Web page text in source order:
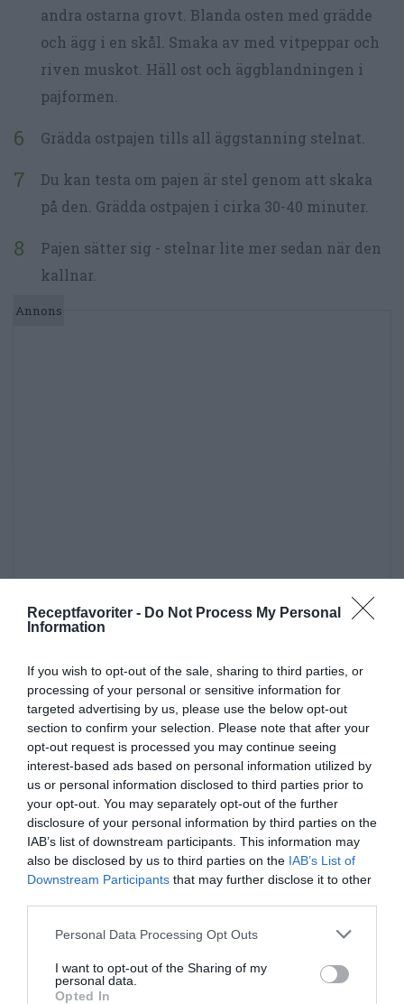
Receptfavoriter - Do Not Process My Personal
Information
If you wish to opt-out of the sale, sharing to third parties, or
processing of your personal or sensitive information for
targeted advertising by us, please use the below opt-out
section to confirm your selection. Please note that after your
opt-out request is processed you may continue seeing
interest-based ads based on personal information utilized by
us or personal information disclosed to third parties prior to
your opt-out. You may separately opt-out of the further
disclosure of your personal information by third parties on the
IAB’s list of downstream participants. This information may
also be disclosed by us to third parties on the IAB’s List of
Downstream Participants that may further disclose it to other
Personal Data Processing Opt Outs
I want to opt-out of the Sharing of my
personal data.
Opted In
andra ostarna grovt. Blanda osten med grädde
och ägg i en skål. Smaka av med vitpeppar och
riven muskot. Häll ost och äggblandningen i
pajformen.
Grädda ostpajen tills all äggstanning stelnat.
Du kan testa om pajen är stel genom att skaka
på den. Grädda ostpajen i cirka 30-40 minuter.
Pajen sätter sig - stelnar lite mer sedan när den
kallnar.
Pajer Ost Fetaost Parmesan
Ägg
Smör
Fest Vardag Buffé
Kräftskiva
Svensk mat
Ugnsrätter
Skriv ut
Medel:3.9 (55röster)